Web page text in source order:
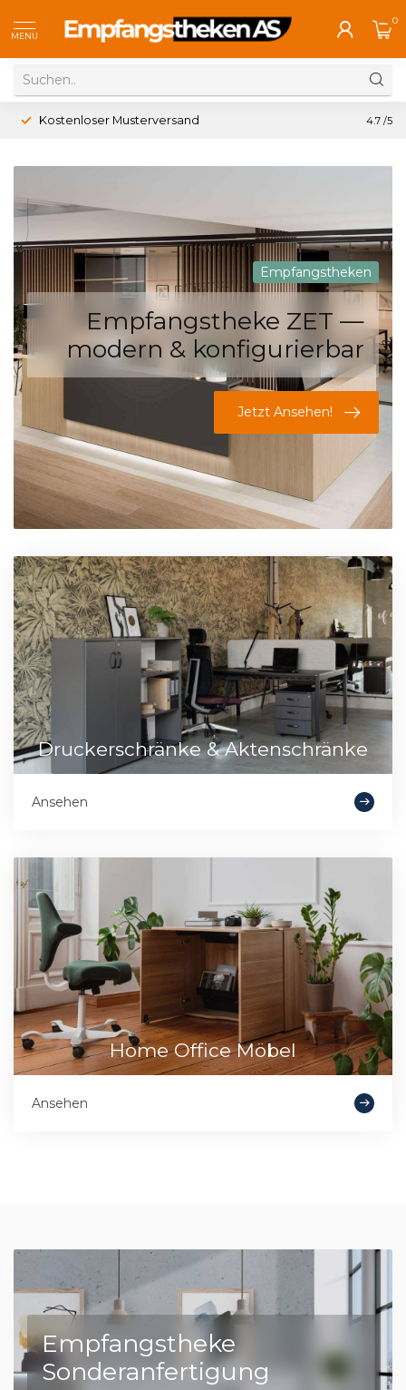
MENU
0
Kostenloser Musterversand 4.7 /5
Empfangstheken
Empfangstheke ZET —
modern & konfigurierbar
Jetzt Ansehen!
Druckerschränke & Aktenschränke
Ansehen
Home Office Möbel
Ansehen
Empfangstheke
Sonderanfertigung